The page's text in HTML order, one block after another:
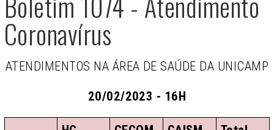
Coronavírus
ATENDIMENTOS NA ÁREA DE SAÚDE DA UNICAMP
20/02/2023 - 16H